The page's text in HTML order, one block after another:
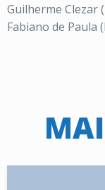
Guilherme Clezar
Fabiano de Paula